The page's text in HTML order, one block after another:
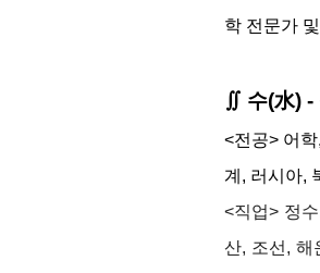
학 전문가
∬ 수(水) -
<전공> 어
계, 러시아,
<직업> 정
산, 조선, 해